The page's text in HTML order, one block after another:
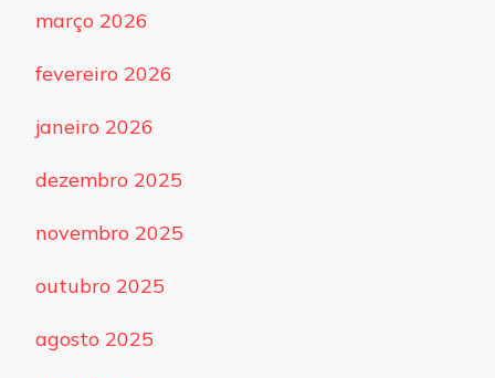
março 2026
fevereiro 2026
janeiro 2026
dezembro 2025
novembro 2025
outubro 2025
agosto 2025